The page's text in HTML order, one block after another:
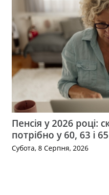
Пенсія у 2026 році:
потрібно у 60, 63 і
Субота, 8 Серпня, 2026